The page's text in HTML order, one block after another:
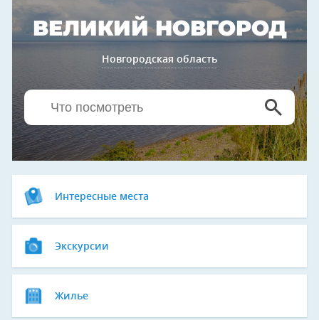
ВЕЛИКИЙ НОВГОРОД
Новгородская область
Интересные места
Экскурсии
Жилье